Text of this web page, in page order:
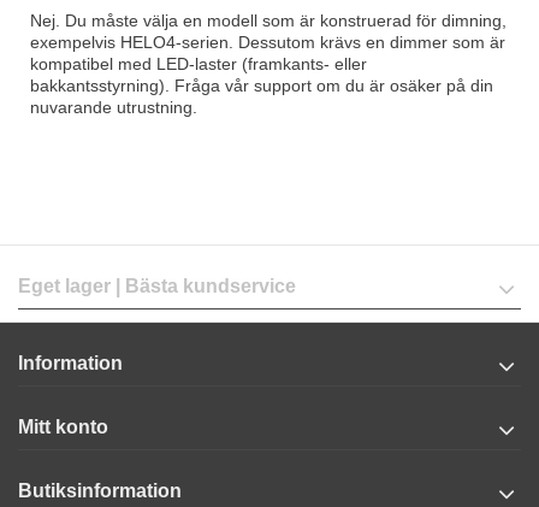
Nej. Du måste välja en modell som är konstruerad för dimning,
exempelvis HELO4-serien . Dessutom krävs en dimmer som är
kompatibel med LED-laster (framkants- eller
bakkantsstyrning). Fråga vår support om du är osäker på din
nuvarande utrustning.
Eget lager | Bästa kundservice
Information
Mitt konto
Butiksinformation